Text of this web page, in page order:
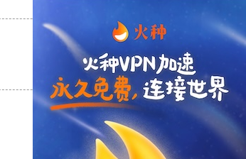
支持 [0] 反对 [0]
支持